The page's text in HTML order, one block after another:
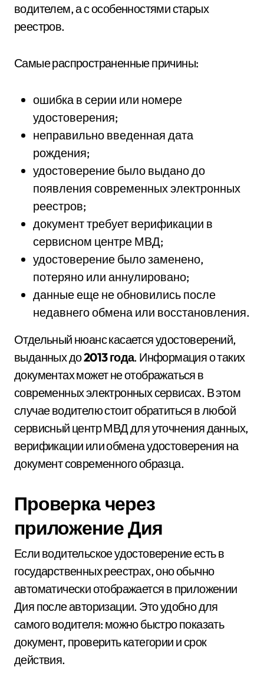
водителем, а с особенностями старых
реестров.
Самые распространенные причины:
ошибка в серии или номере
удостоверения;
неправильно введенная дата
рождения;
удостоверение было выдано до
появления современных электронных
реестров;
документ требует верификации в
сервисном центре МВД;
удостоверение было заменено,
потеряно или аннулировано;
данные еще не обновились после
недавнего обмена или восстановления.
Отдельный нюанс касается удостоверений,
выданных до2013 года. Информация о таких
документах может не отображаться в
современных электронных сервисах. В этом
случае водителю стоит обратиться в любой
сервисный центр МВД для уточнения данных,
верификации или обмена удостоверения на
документ современного образца.
Проверка через
приложение Дия
Если водительское удостоверение есть в
государственных реестрах, оно обычно
автоматически отображается в приложении
Дия после авторизации. Это удобно для
самого водителя: можно быстро показать
документ, проверить категории и срок
действия.